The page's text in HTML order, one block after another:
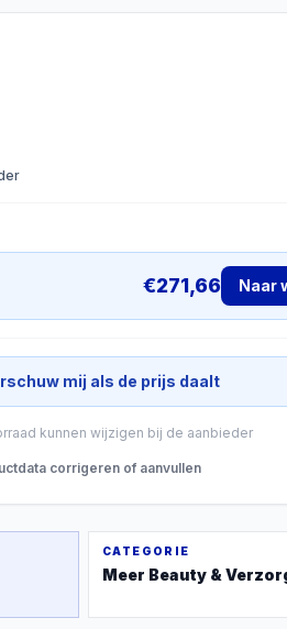
€271,66 Naar
mij als de prijs daalt
kunnen wijzigen bij de aanbieder
corrigeren of aanvullen
CATEGORIE
Meer Beauty &